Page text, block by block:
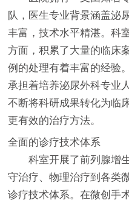
队，医生专业背景涵盖泌
丰富，技术水平精湛。科
方面，积累了大量的临床
例的处理有着丰富的经验
承担着培养泌尿外科专业
不断将科研成果转化为临
更有效的治疗方法。
全面的诊疗技术体系
科室开展了前列腺增
守治疗、物理治疗到各类
诊疗技术体系。在微创手